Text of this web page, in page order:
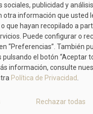
MODELOS DE
TIZIANA
Sandalia Bio Oro Dos
49,90 € 59,90 €
sociales, publicidad y
otra información que usted
que hayan recopilado a
Puede configurar o
“Preferencias”. También
el botón “Aceptar
información, consulte
Política de Privacidad
Rechazar todas